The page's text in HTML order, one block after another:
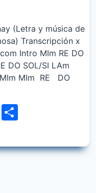
(Letra y música de
Transcripción x
Intro MIm RE DO
DO SOL/SI LAm
MIm RE DO
Email